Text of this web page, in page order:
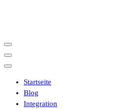
Startseite
Blog
Integration